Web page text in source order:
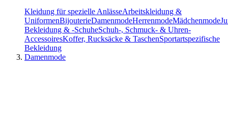
Kleidung für spezielle AnlässeArbeitskleidung &
UniformenBijouterieDamenmodeHerrenmodeMädchenmode
Bekleidung & -SchuheSchuh-, Schmuck- & Uhren-
AccessoiresKoffer, Rucksäcke & TaschenSportartspezifische
Bekleidung
Damenmode